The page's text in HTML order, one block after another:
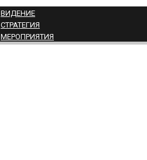
ВИДЕНИЕ
СТРАТЕГИЯ
МЕРОПРИЯТИЯ